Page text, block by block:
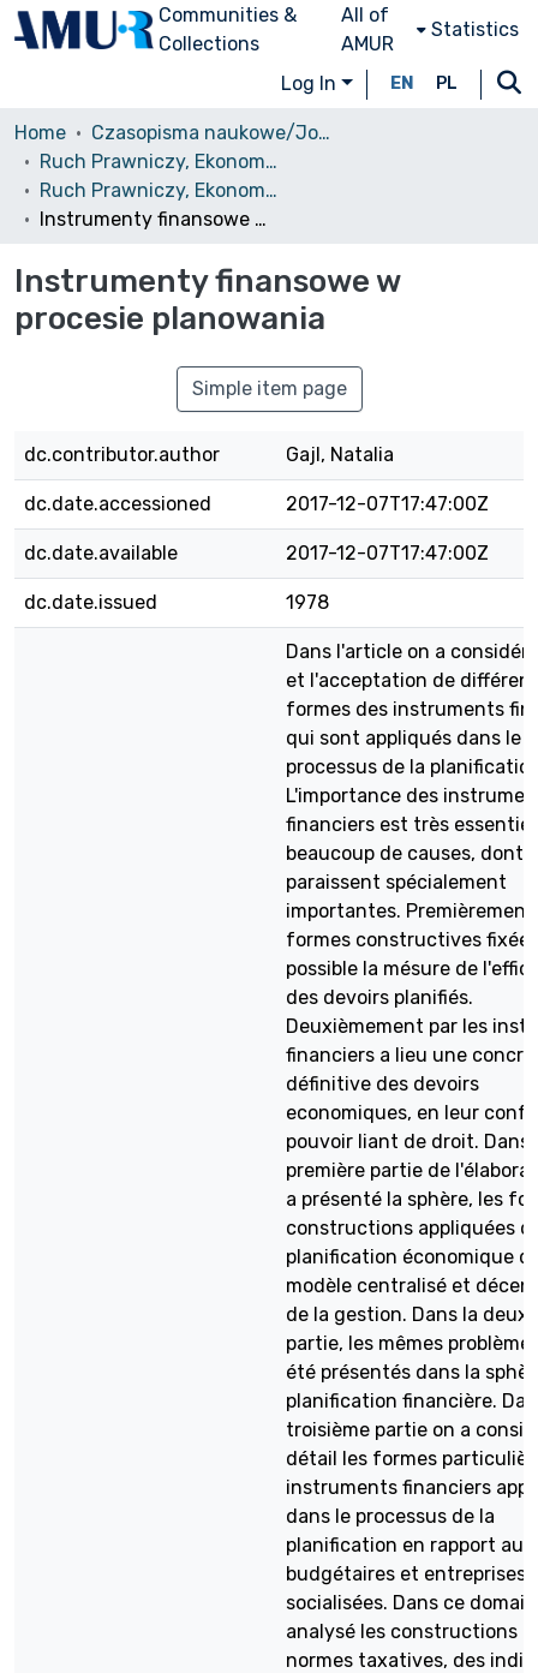
Communities &
Collections
All of
AMUR
Statistics
Log In EN PL
Home
Czasopisma naukowe/Journals
Ruch Prawniczy, Ekonomiczny i Socjologiczny
Ruch Prawniczy, Ekonomiczny i Socjologiczny, 1978, nr 1
Instrumenty finansowe w procesie planowania
Instrumenty finansowe w
procesie planowania
Simple item page
dc.contributor.author Gajl, Natalia
dc.date.accessioned 2017-12-07T17:47:00Z
dc.date.available 2017-12-07T17:47:00Z
dc.date.issued 1978
Dans l'article on a
et l'acceptation de
formes des instruments
qui sont appliqués dans le
processus de la
L'importance des
financiers est très
beaucoup de causes, dont
paraissent spécialement
importantes. Premièrement
formes constructives
possible la mésure de
des devoirs planifiés.
Deuxièmement par les
financiers a lieu une
définitive des devoirs
economiques, en leur
pouvoir liant de droit. Dans
première partie de
a présenté la sphère, les
constructions appliquées
planification économique
modèle centralisé et
de la gestion. Dans la
partie, les mêmes
été présentés dans la
planification financière.
troisième partie on a
détail les formes
instruments financiers
dans le processus de la
planification en rapport
budgétaires et entreprises
socialisées. Dans ce
analysé les constructions
normes taxatives, des